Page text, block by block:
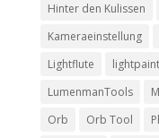
Hinter den Kulissen
Kameraeinstellung
Lightflute
LumenmanTools
Orb
Orb Tool